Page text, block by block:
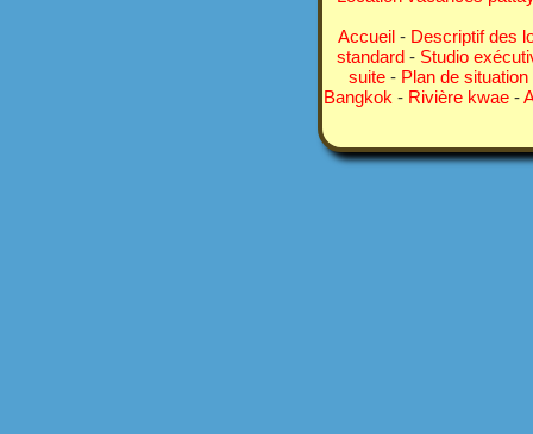
Accueil - Descriptif des
standard - Studio
suite - Plan de situation
Bangkok- Rivière kwae-